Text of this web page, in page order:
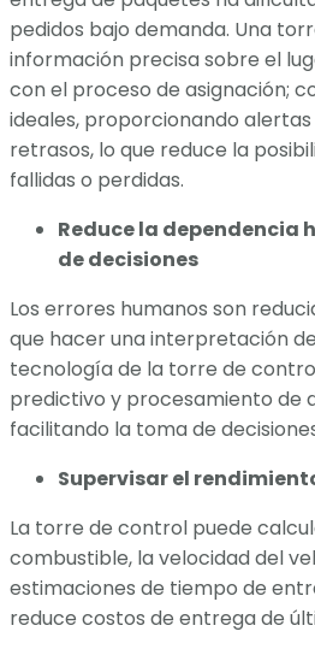
pedidos bajo demanda. Una
información precisa sobre el
con el proceso de asignación;
ideales, proporcionando
retrasos, lo que reduce la
fallidas o perdidas.
Reduce la dependencia
de decisiones
Los errores humanos son
que hacer una interpretación
tecnología de la torre de
predictivo y procesamiento de
facilitando la toma de
Supervisar el
La torre de control puede
combustible, la velocidad del
estimaciones de tiempo de
reduce costos de entrega de